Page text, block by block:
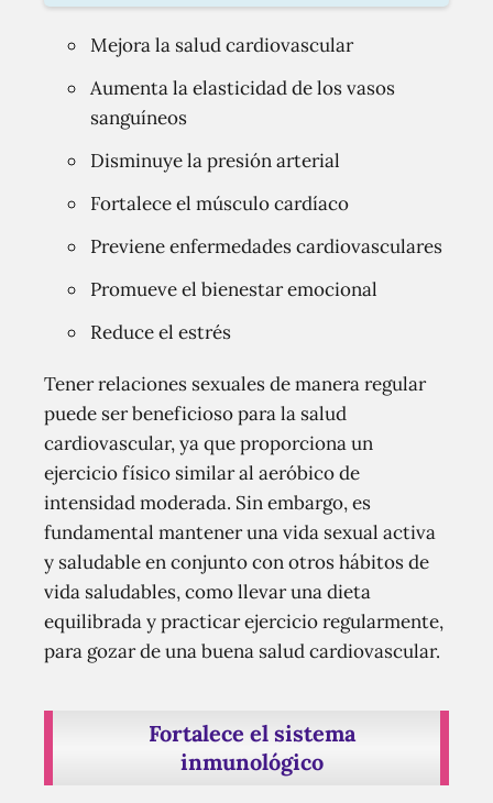
Mejora la salud cardiovascular
Aumenta la elasticidad de los vasos
sanguíneos
Disminuye la presión arterial
Fortalece el músculo cardíaco
Previene enfermedades cardiovasculares
Promueve el bienestar emocional
Reduce el estrés
Tener relaciones sexuales de manera regular
puede ser beneficioso para la salud
cardiovascular, ya que proporciona un
ejercicio físico similar al aeróbico de
intensidad moderada. Sin embargo, es
fundamental mantener una vida sexual activa
y saludable en conjunto con otros hábitos de
vida saludables, como llevar una dieta
equilibrada y practicar ejercicio regularmente,
para gozar de una buena salud cardiovascular.
Fortalece el sistema
inmunológico